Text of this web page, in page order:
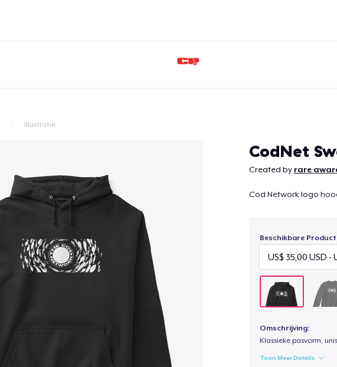
Illustratie
CodNet
Created by rare
Cod Network logo
Beschikbare
Omschrijving:
Klassieke pasvorm,
Toon Meer Details